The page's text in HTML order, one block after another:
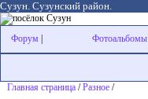
Сузун. Сузунский район.
Форум Фотоальбомы
Главная страница /Разное /